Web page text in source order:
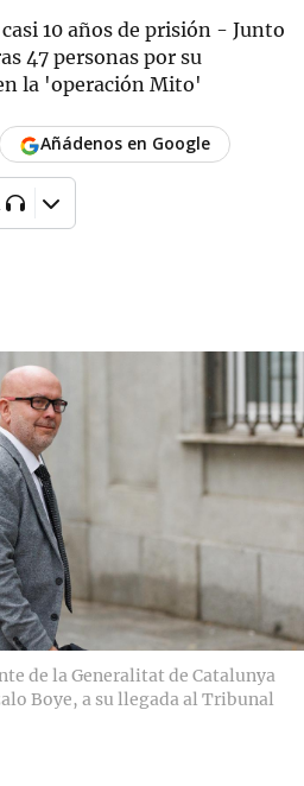
10 años de prisión - Junto
47 personas por su
la 'operación Mito'
Añádenos en Google
de la Generalitat de Catalunya
Boye, a su llegada al Tribunal